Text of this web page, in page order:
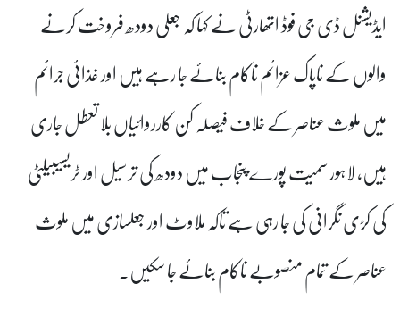
ایڈیشنل ڈی جی فوڈ اتھارٹی نے کہا کہ جعلی دودھ فروخت کرنے
والوں کے ناپاک عزائم ناکام بنائے جا رہے ہیں اور غذائی جرائم
میں ملوث عناصر کے خلاف فیصلہ کن کارروائیاں بلا تعطل جاری
ہیں، لاہور سمیت پورے پنجاب میں دودھ کی ترسیل اور ٹریسیبیلٹی
کی کڑی نگرانی کی جا رہی ہے تاکہ ملاوٹ اور جعلسازی میں ملوث
عناصر کے تمام منصوبے ناکام بنائے جا سکیں۔